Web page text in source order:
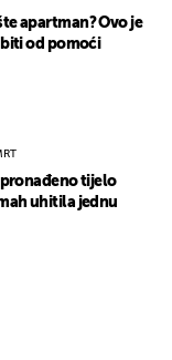
apartman? Ovo je
od pomoći
pronađeno tijelo
uhitila jednu